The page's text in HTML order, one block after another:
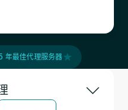
年最佳代理服务器